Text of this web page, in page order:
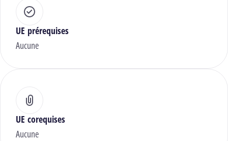
UE prérequises
Aucune
UE corequises
Aucune